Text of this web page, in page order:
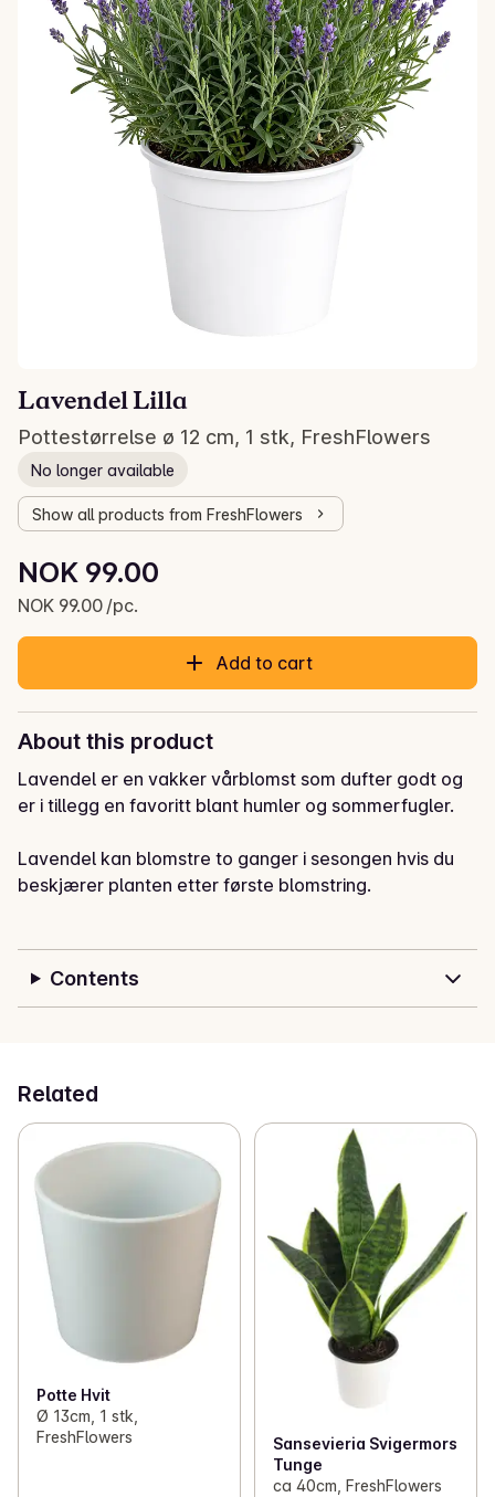
Lavendel Lilla
Pottestørrelse ø 12 cm, 1 stk, FreshFlowers
No longer available
Show all products from FreshFlowers
Current price is: NOK 99.00
NOK 99.00
NOK 99.00 /pc.
Unit price: NOK 99.00 /pc.
Add to cart
About this product
Lavendel er en vakker vårblomst som dufter godt og
er i tillegg en favoritt blant humler og sommerfugler.
Lavendel kan blomstre to ganger i sesongen hvis du
beskjærer planten etter første blomstring.
Contents
Related
Potte Hvit
Ø 13cm, 1 stk,
FreshFlowers
Sansevieria Svigermors
Tunge
ca 40cm, FreshFlowers